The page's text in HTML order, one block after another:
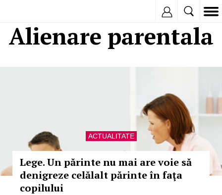
Alienare parentala
ACTUALITATE
Lege. Un părinte nu mai are voie să
denigreze celălalt părinte în faţa
copilului